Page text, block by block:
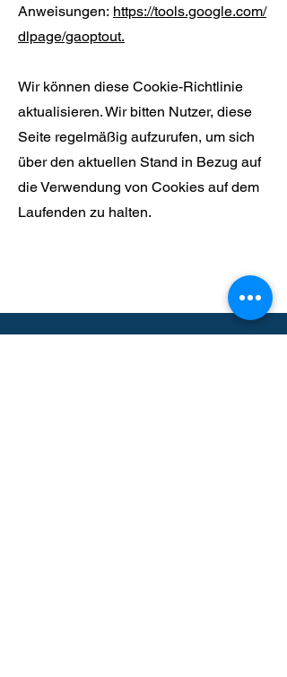
Anweisungen: https://tools.google.com/
dlpage/gaoptout.
Wir können diese Cookie-Richtlinie
aktualisieren. Wir bitten Nutzer, diese
Seite regelmäßig aufzurufen, um sich
über den aktuellen Stand in Bezug auf
die Verwendung von Cookies auf dem
Laufenden zu halten.